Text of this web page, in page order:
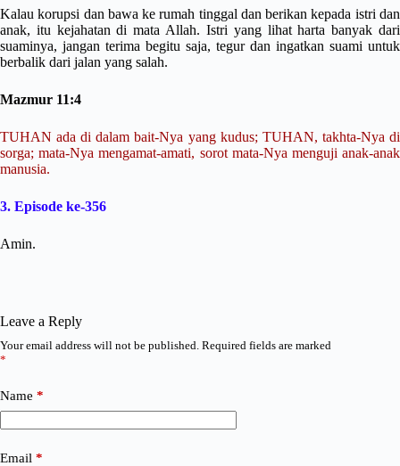
Kalau korupsi dan bawa ke rumah tinggal dan berikan kepada istri dan
anak, itu kejahatan di mata Allah. Istri yang lihat harta banyak dari
suaminya, jangan terima begitu saja, tegur dan ingatkan suami untuk
berbalik dari jalan yang salah.
Mazmur 11:4
TUHAN ada di dalam bait-Nya yang kudus; TUHAN, takhta-Nya di
sorga; mata-Nya mengamat-amati, sorot mata-Nya menguji anak-anak
manusia.
3. Episode ke-356
Amin.
Leave a Reply
Your email address will not be published. Required fields are marked
*
Name *
Email *